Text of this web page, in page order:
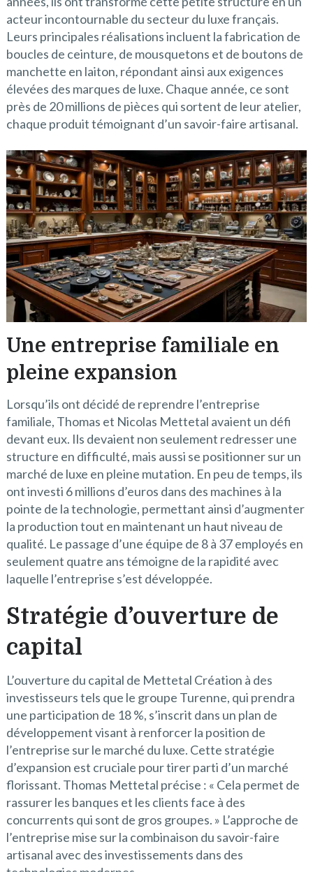
acteur incontournable du secteur du luxe français.
Leurs principales réalisations incluent la fabrication de
boucles de ceinture, de mousquetons et de boutons de
manchette en laiton, répondant ainsi aux exigences
élevées des marques de luxe. Chaque année, ce sont
près de 20 millions de pièces qui sortent de leur atelier,
chaque produit témoignant d’un savoir-faire artisanal.
Une entreprise familiale en
pleine expansion
Lorsqu’ils ont décidé de reprendre l’entreprise
familiale, Thomas et Nicolas Mettetal avaient un défi
devant eux. Ils devaient non seulement redresser une
structure en difficulté, mais aussi se positionner sur un
marché de luxe en pleine mutation. En peu de temps, ils
ont investi 6 millions d’euros dans des machines à la
pointe de la technologie, permettant ainsi d’augmenter
la production tout en maintenant un haut niveau de
qualité. Le passage d’une équipe de 8 à 37 employés en
seulement quatre ans témoigne de la rapidité avec
laquelle l’entreprise s’est développée.
Stratégie d’ouverture de
capital
L’ouverture du capital de Mettetal Création à des
investisseurs tels que le groupe Turenne, qui prendra
une participation de 18 %, s’inscrit dans un plan de
développement visant à renforcer la position de
l’entreprise sur le marché du luxe. Cette stratégie
d’expansion est cruciale pour tirer parti d’un marché
florissant. Thomas Mettetal précise : « Cela permet de
rassurer les banques et les clients face à des
concurrents qui sont de gros groupes. » L’approche de
l’entreprise mise sur la combinaison du savoir-faire
artisanal avec des investissements dans des